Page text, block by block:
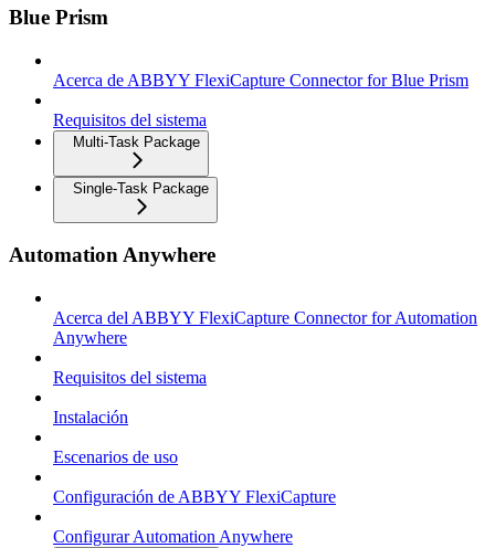
Blue Prism
Acerca de ABBYY FlexiCapture Connector for Blue Prism
Requisitos del sistema
Multi-Task Package
Single-Task Package
Automation Anywhere
Acerca del ABBYY FlexiCapture Connector for Automation
Anywhere
Requisitos del sistema
Instalación
Escenarios de uso
Configuración de ABBYY FlexiCapture
Configurar Automation Anywhere